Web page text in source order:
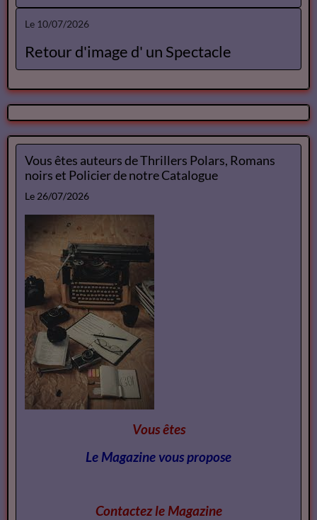
Le 10/07/2026
Retour d'image d' un Spectacle
Vous êtes auteurs de Thrillers Polars, Romans
noirs et Policier de notre Catalogue
Le 26/07/2026
Vous êtes
Le Magazine vous propose
Contactez le Magazine